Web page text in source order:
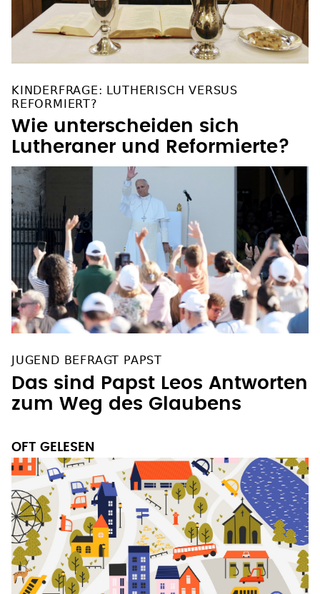
KINDERFRAGE: LUTHERISCH VERSUS
REFORMIERT?
Wie unterscheiden sich
Lutheraner und Reformierte?
JUGEND BEFRAGT PAPST
Das sind Papst Leos Antworten
zum Weg des Glaubens
OFT GELESEN